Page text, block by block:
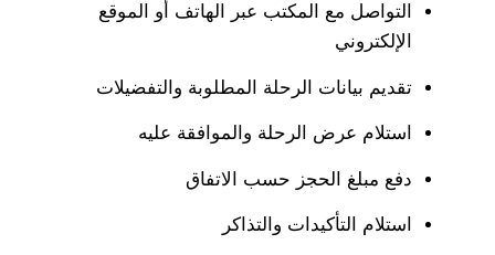
التواصل مع المكتب عبر الهاتف أو الموقع
الإلكتروني
تقديم بيانات الرحلة المطلوبة والتفضيلات
استلام عرض الرحلة والموافقة عليه
دفع مبلغ الحجز حسب الاتفاق
استلام التأكيدات والتذاكر